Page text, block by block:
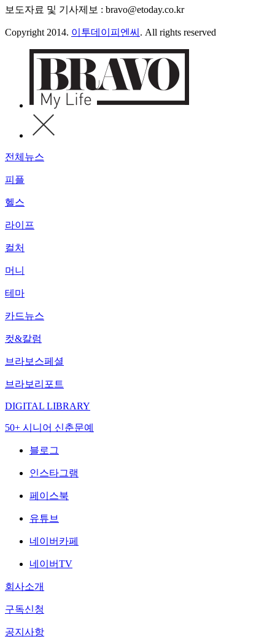
보도자료 및 기사제보 : bravo@etoday.co.kr
Copyright 2014. 이투데이피엔씨 . All rights reserved
전체뉴스
피플
헬스
라이프
컬처
머니
테마
카드뉴스
컷&칼럼
브라보스페셜
브라보리포트
DIGITAL LIBRARY
50+ 시니어 신춘문예
블로그
인스타그램
페이스북
유튜브
네이버카페
네이버TV
회사소개
구독신청
공지사항